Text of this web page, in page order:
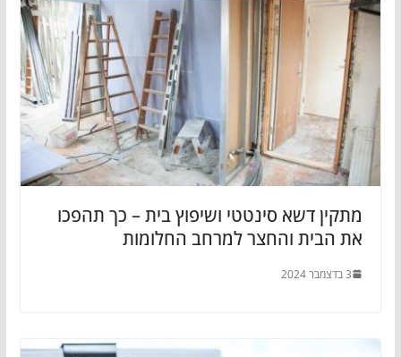
מתקין דשא סינטטי ושיפוץ בית – כך תהפכו
את הבית והחצר למרחב החלומות
3 בדצמבר 2024